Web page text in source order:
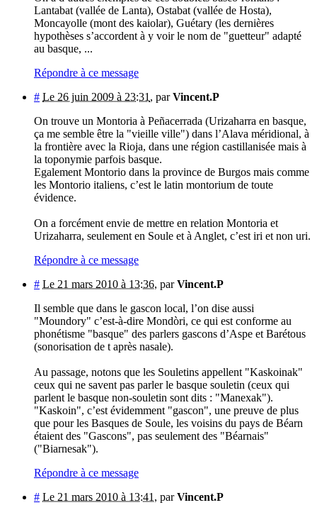
Lantabat (vallée de Lanta), Ostabat (vallée de Hosta),
Moncayolle (mont des kaiolar), Guétary (les dernières
hypothèses s’accordent à y voir le nom de "guetteur" adapté
au basque, ...
Répondre à ce message
# Le 26 juin 2009 à 23:31 , parVincent.P
On trouve un Montoria à Peñacerrada (Urizaharra en basque,
ça me semble être la "vieille ville") dans l’Alava méridional, à
la frontière avec la Rioja, dans une région castillanisée mais à
la toponymie parfois basque.
Egalement Montorio dans la province de Burgos mais comme
les Montorio italiens, c’est le latin montorium de toute
évidence.
On a forcément envie de mettre en relation Montoria et
Urizaharra, seulement en Soule et à Anglet, c’est iri et non uri.
Répondre à ce message
# Le 21 mars 2010 à 13:36, parVincent.P
Il semble que dans le gascon local, l’on dise aussi
"Moundory" c’est-à-dire Mondòri, ce qui est conforme au
phonétisme "basque" des parlers gascons d’Aspe et Barétous
(sonorisation de t après nasale).
Au passage, notons que les Souletins appellent "Kaskoinak"
ceux qui ne savent pas parler le basque souletin (ceux qui
parlent le basque non-souletin sont dits : "Manexak").
"Kaskoin", c’est évidemment "gascon", une preuve de plus
que pour les Basques de Soule, les voisins du pays de Béarn
étaient des "Gascons", pas seulement des "Béarnais"
("Biarnesak").
Répondre à ce message
# Le 21 mars 2010 à 13:41 , parVincent.P